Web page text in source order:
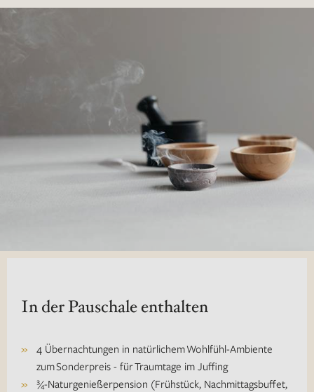
In der Pauschale enthalten
4 Übernachtungen in natürlichem Wohlfühl-Ambiente
zum Sonderpreis - für Traumtage im Juffing
¾-Naturgenießerpension (Frühstück, Nachmittagsbuffet,